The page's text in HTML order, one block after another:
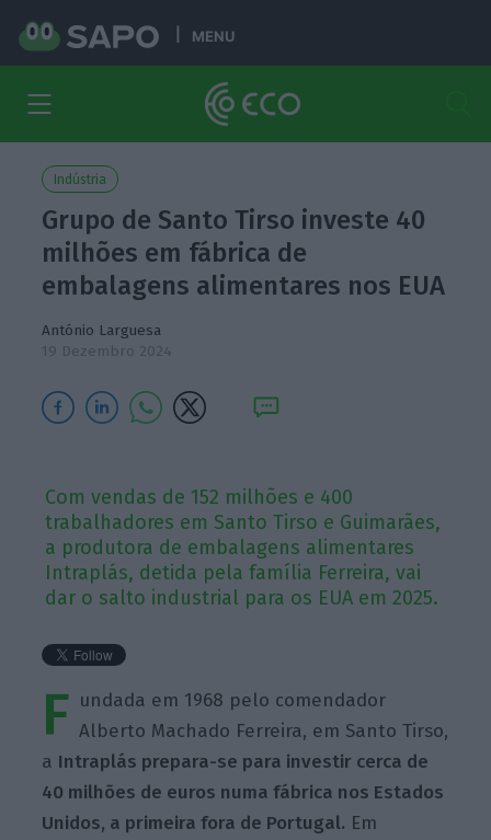
MENU
Indústria
Grupo de Santo Tirso investe 40
milhões em fábrica de
embalagens alimentares nos EUA
António Larguesa
19 Dezembro 2024
Com vendas de 152 milhões e 400
trabalhadores em Santo Tirso e Guimarães,
a produtora de embalagens alimentares
Intraplás, detida pela família Ferreira, vai
dar o salto industrial para os EUA em 2025.
F undada em 1968 pelo comendador
Alberto Machado Ferreira, em Santo Tirso,
a Intraplás prepara-se para investir cerca de
40 milhões de euros numa fábrica nos Estados
Unidos, a primeira fora de Portugal. Em